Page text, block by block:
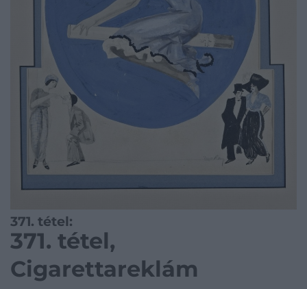
371. tétel:
371. tétel,
Cigarettareklám